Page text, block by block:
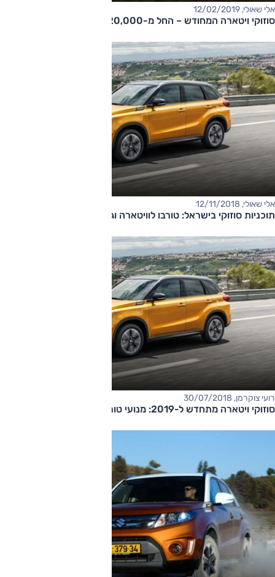
אלי שאולי, 12/02/2019
סוזוקי ויטארה המחודש – החל מ-120,000 שקלים
אלי שאולי, 12/11/2018
תוכניות סוזוקי בישראל: טורבו לוויטארה וגרסאות כלאיים
רועי צוקרמן, 30/07/2018
סוזוקי ויטארה מתחדש ל-2019: מנועי טורבו ומערכות בטיחות